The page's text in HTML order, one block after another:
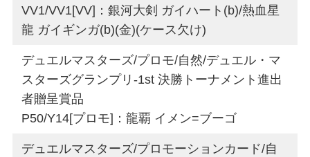
VV1/VV1[VV]：銀河大剣 ガイハート(b)/熱血星
龍 ガイギンガ(b)(金)(ケース欠け)
デュエルマスターズ/プロモ/自然/デュエル・マ
スターズグランプリ-1st 決勝トーナメント進出
者贈呈賞品
P50/Y14[プロモ]：龍覇 イメン=ブーゴ
デュエルマスターズ/プロモーションカード/自